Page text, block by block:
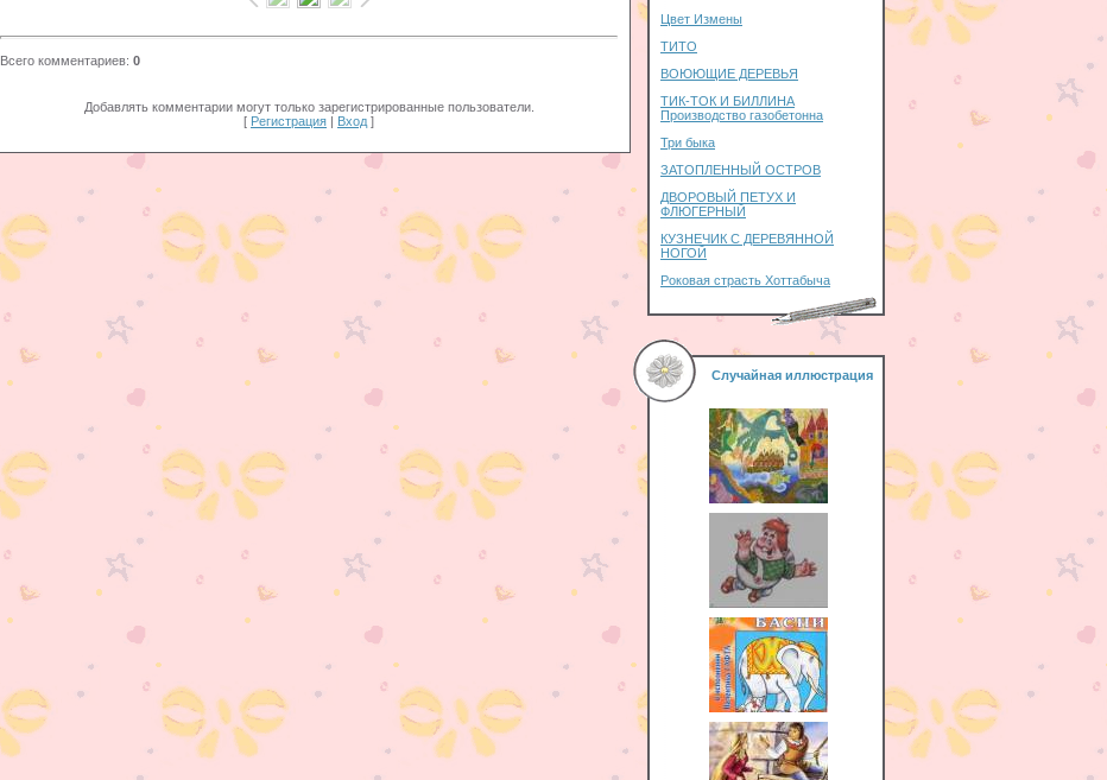
Всего комментариев: 0
Добавлять комментарии могут только зарегистрированные пользователи.
[ Регистрация | Вход ]
Цвет Измены
ТИТО
ВОЮЮЩИЕ ДЕРЕВЬЯ
ТИК-ТОК И БИЛЛИНА
Производство газобетонна
Три быка
ЗАТОПЛЕННЫЙ ОСТРОВ
ДВОРОВЫЙ ПЕТУХ И
ФЛЮГЕРНЫЙ
КУЗНЕЧИК С ДЕРЕВЯННОЙ
НОГОЙ
Роковая страсть Хоттабыча
Случайная иллюстрация